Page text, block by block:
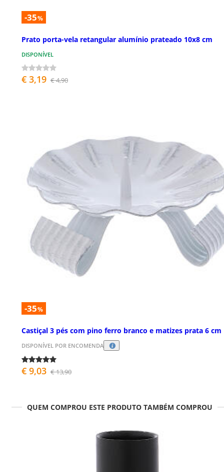
-35%
Prato porta-vela retangular alumínio prateado 10x8 cm
DISPONÍVEL
€ 3,19 € 4,90
-35%
Castiçal 3 pés com pino ferro branco e matizes prata 6 cm
DISPONÍVEL POR ENCOMENDA
€ 9,03 € 13,90
QUEM COMPROU ESTE PRODUTO TAMBÉM COMPROU